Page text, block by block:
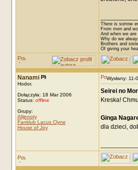
There is sorrow
From men and
And when we
Why do we
Brothers and
Of giving your
Nanami
Hodor.
Dołączyła: 18 Mar 2006
Status: offline
Grupy:
Alijenoty
Fanklub Lacus Clyne
House of Joy
Wysłany:
Seirei no
Kreska!
Ginga
dla dzieci,